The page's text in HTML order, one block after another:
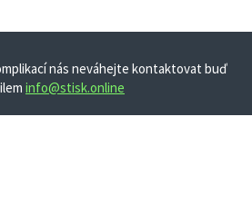
nás neváhejte kontaktovat buď
info@stisk.online